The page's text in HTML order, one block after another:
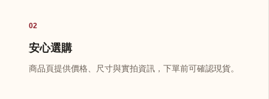
02
安心選購
商品頁提供價格、尺寸與實拍資訊，下單前可確認現貨。